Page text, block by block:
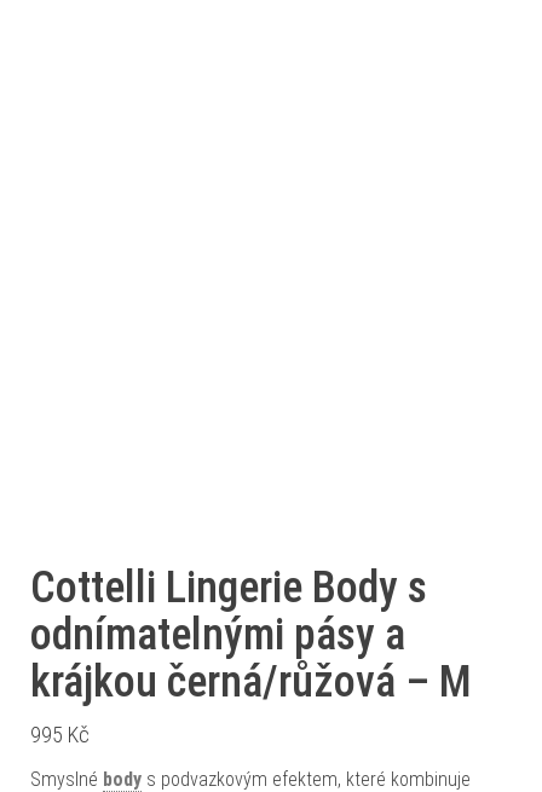
Cottelli Lingerie Body s
odnímatelnými pásy a
krájkou černá/růžová – M
995 Kč
Smyslné body s podvazkovým efektem, které kombinuje